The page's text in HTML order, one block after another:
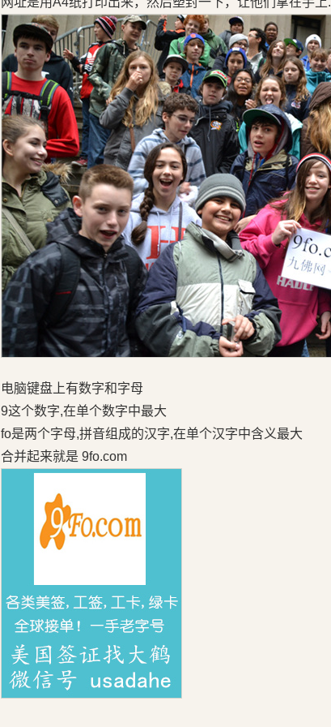
电脑键盘上有数字和字母
9这个数字,在单个数字中最大
fo是两个字母,拼音组成的汉字,在单个汉字中含义最大
合并起来就是 9fo.com